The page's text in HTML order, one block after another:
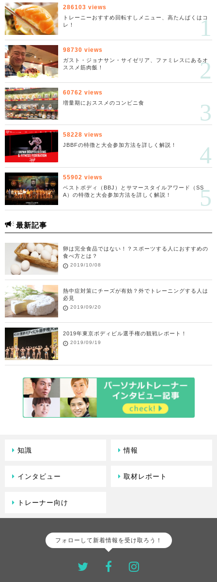
286103 views
トレーニーおすすめ回転すしメニュー、高たんぱくはコ
レ！
98730 views
ガスト・ジョナサン・サイゼリア、ファミレスにあるオ
ススメ筋肉飯！
60762 views
増量期におススメのコンビニ食
58228 views
JBBFの特徴と大会参加方法を詳しく解説！
55902 views
ベストボディ（BBJ）とサマースタイルアワード（SS
A）の特徴と大会参加方法を詳しく解説！
最新記事
卵は完全食品ではない！？スポーツする人におすすめの
食べ方とは？
2019/10/08
熱中症対策にチーズが有効？外でトレーニングする人は
必見
2019/09/20
2019年東京ボディビル選手権の観戦レポート！
2019/09/19
知識 情報
インタビュー 取材レポート
トレーナー向け
フォローして新着情報を受け取ろう！